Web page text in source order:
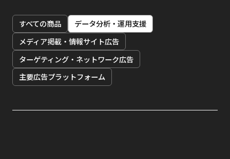
すべての商品
データ分析・運用支援
メディア掲載・情報サイト広告
ターゲティング・ネットワーク広告
主要広告プラットフォーム